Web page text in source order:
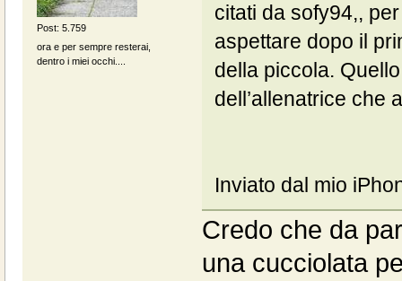
Post: 5.759
ora e per sempre resterai,
dentro i miei occhi....
citati da sofy94,,
aspettare dopo il
della piccola.
dell’allenatrice che
Inviato dal mio
Credo che da
una cucciolata